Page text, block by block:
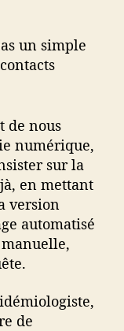
un simple
de nous
numérique,
sur la
en mettant
version
automatisé
de